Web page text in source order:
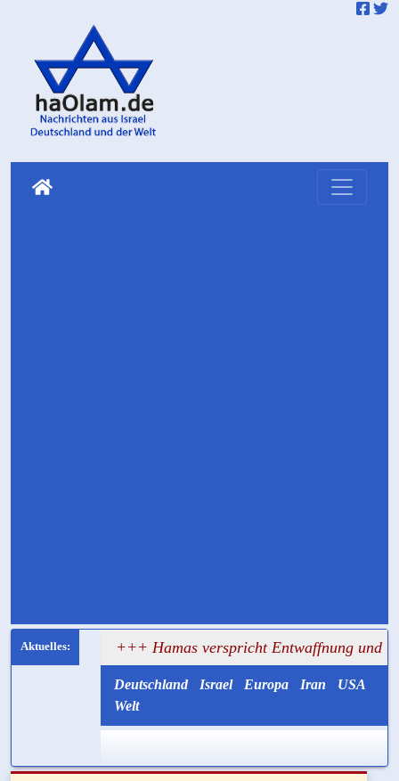
+++ Hamas verspricht Entwaffnung und ruft
Deutschland Israel Europa Iran
USA
Welt